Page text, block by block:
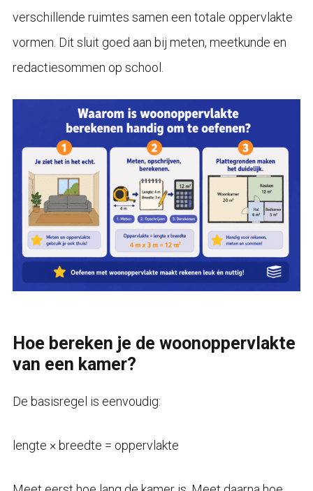
verschillende ruimtes samen een totale oppervlakte
vormen. Dit sluit goed aan bij meten, meetkunde en
redactiesommen op school.
Hoe bereken je de woonoppervlakte
van een kamer?
De basisregel is eenvoudig:
lengte × breedte = oppervlakte